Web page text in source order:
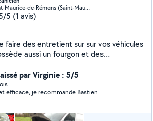
Saint-Maurice-de-Rémens (Saint-Maurice-de-Rémens)
5 (1 avis)
faire des entretient sur sur vos véhicules
aussi un fourgon et des
par Virginie : 5/5
efficace, je recommande Bastien.